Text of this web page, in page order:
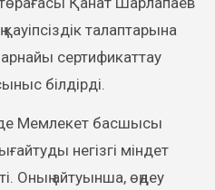
қауіпсіздік талаптарына
сертификаттау
білдірді.
Мемлекет басшысы
негізгі міндет
Оның айтуынша, өңдеу